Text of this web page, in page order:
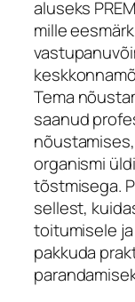
aluseks
mille
Tema
saanud
organismi
tõstmisega.
sellest,
toitumisele
pakkuda